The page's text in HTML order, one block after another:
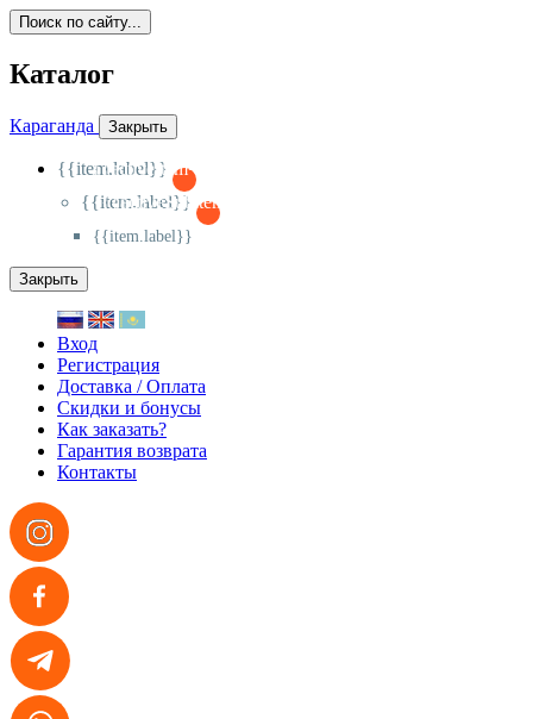
Поиск по сайту...
Каталог
Караганда Закрыть
{{item.label}}
{{activeItem==item.id?'-
{{item.label}}
{{activeSubitem==item.id?'-
{{item.label}}
Закрыть
Вход
Регистрация
Доставка / Оплата
Скидки и бонусы
Как заказать?
Гарантия возврата
Контакты